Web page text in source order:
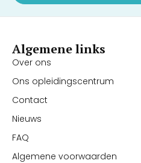
Algemene links
Over ons
Ons opleidingscentrum
Contact
Nieuws
FAQ
Algemene voorwaarden